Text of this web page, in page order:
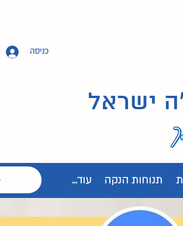
כניסה
ישראל
תנוחות הנקה עוד...